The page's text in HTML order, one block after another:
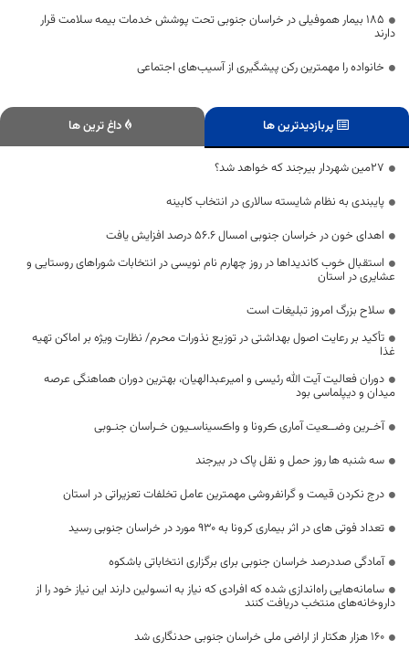
۱۸۵ بیمار هموفیلی در خراسان جنوبی تحت پوشش خدمات بیمه سلامت قرار
دارند
خانواده را مهمترین رکن پیشگیری از آسیب‌های اجتماعی
پربازدیدترین ها داغ ترین ها
27مین شهردار بیرجند که خواهد شد؟
پایبندی به نظام شایسته سالاری در انتخاب کابینه
اهدای خون در خراسان جنوبی امسال ۵۶.۶ درصد افزایش یافت
استقبال خوب کاندیداها در روز چهارم نام نویسی در انتخابات شوراهای روستایی و
عشایری در استان
سلاح بزرگ امروز تبلیغات است
تأکید بر رعایت اصول بهداشتی در توزیع نذورات محرم/ نظارت ویژه بر اماکن تهیه
غذا
دوران فعالیت آیت الله رئیسی و امیرعبدالهیان، بهترین دوران هماهنگی عرصه
میدان و دیپلماسی بود
آخـرین وضــعیت آماری ڪرونا و واڪسیناسـیون خـراسان جنـوبی
سه شنبه ها روز حمل و نقل پاک در بیرجند
درج نکردن قیمت و گرانفروشی مهمترین عامل تخلفات تعزیراتی در استان
تعداد فوتی های در اثر بیماری کرونا به 930 مورد در خراسان جنوبی رسید
آمادگی صددرصد خراسان جنوبی برای برگزاری انتخاباتی باشکوه
سامانه‌هایی راه‌اندازی شده که افرادی که نیاز به انسولین دارند این نیاز خود را از
داروخانه‌های منتخب دریافت کنند
۱۶۰ هزار هکتار از اراضی ملی خراسان جنوبی حدنگاری شد